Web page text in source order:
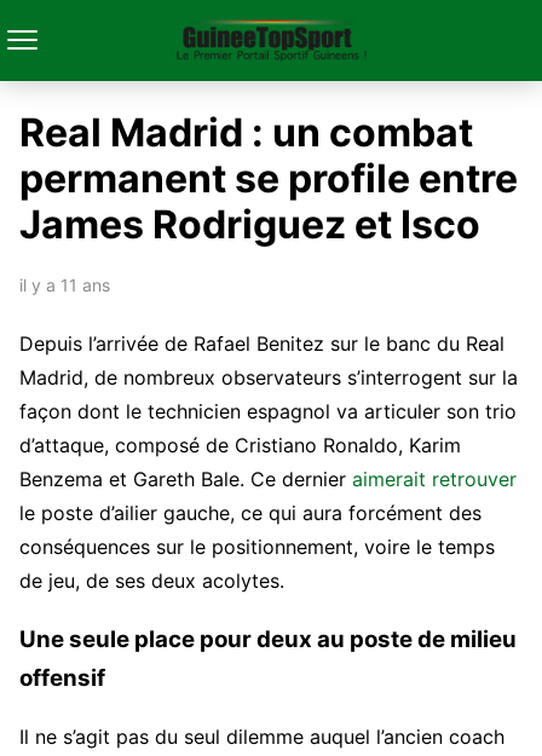
Real Madrid : un combat
permanent se profile entre
James Rodriguez et Isco
il y a 11 ans
Depuis l’arrivée de Rafael Benitez sur le banc du Real
Madrid, de nombreux observateurs s’interrogent sur la
façon dont le technicien espagnol va articuler son trio
d’attaque, composé de Cristiano Ronaldo, Karim
Benzema et Gareth Bale. Ce dernier aimerait retrouver
le poste d’ailier gauche, ce qui aura forcément des
conséquences sur le positionnement, voire le temps
de jeu, de ses deux acolytes.
Une seule place pour deux au poste de milieu
offensif
Il ne s’agit pas du seul dilemme auquel l’ancien coach